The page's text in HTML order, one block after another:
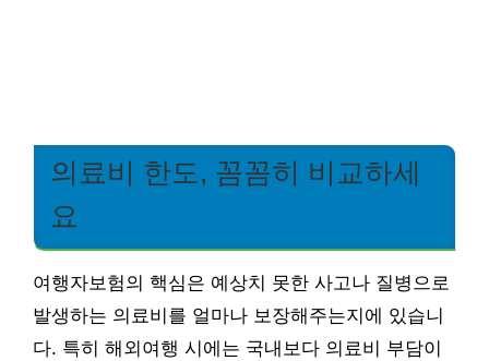
의료비 한도, 꼼꼼히 비교하세
요
여행자보험의 핵심은 예상치 못한 사고나 질병으로
발생하는 의료비를 얼마나 보장해주는지에 있습니
다. 특히 해외여행 시에는 국내보다 의료비 부담이